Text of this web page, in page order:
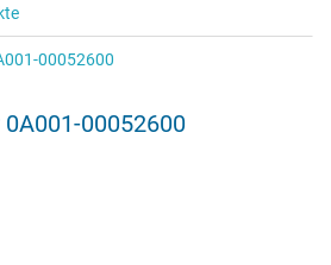
00052600
00052600